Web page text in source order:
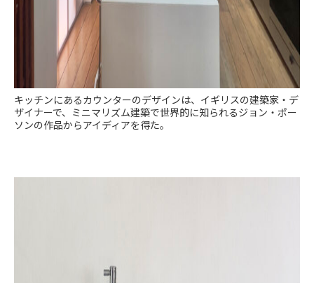
キッチンにあるカウンターのデザインは、イギリスの建築家・デ
ザイナーで、ミニマリズム建築で世界的に知られるジョン・ポー
ソンの作品からアイディアを得た。